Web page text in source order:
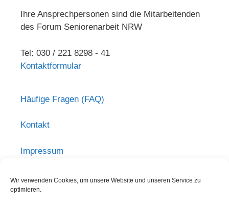
Wir verwenden Cookies, um unsere Website und unseren Service zu
optimieren.
Ihre Ansprechpersonen sind die Mitarbeitenden
des Forum Seniorenarbeit NRW
Tel: 030 / 221 8298 - 41
Kontaktformular
Häufige Fragen (FAQ)
Kontakt
Impressum
Haftungsausschluss